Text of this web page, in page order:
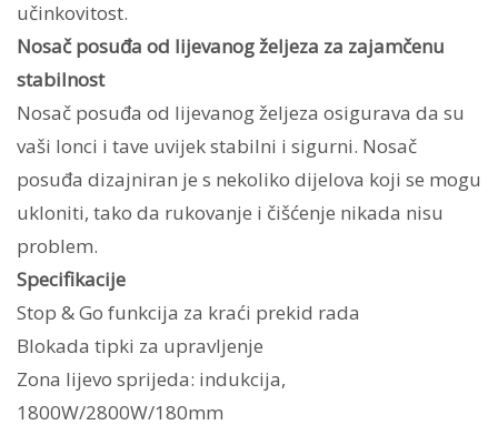
učinkovitost.
Nosač posuđa od lijevanog željeza za zajamčenu
stabilnost
Nosač posuđa od lijevanog željeza osigurava da su
vaši lonci i tave uvijek stabilni i sigurni. Nosač
posuđa dizajniran je s nekoliko dijelova koji se mogu
ukloniti, tako da rukovanje i čišćenje nikada nisu
problem.
Specifikacije
Stop & Go funkcija za kraći prekid rada
Blokada tipki za upravljenje
Zona lijevo sprijeda: indukcija,
1800W/2800W/180mm